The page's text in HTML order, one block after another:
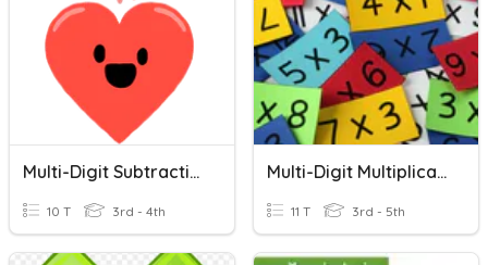
Multi-Digit Subtraction
10 T 3rd - 4th
Multi-Digit Multiplication
11 T 3rd - 5th